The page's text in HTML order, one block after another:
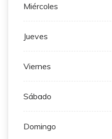
Miércoles
Jueves
Viernes
Sábado
Domingo